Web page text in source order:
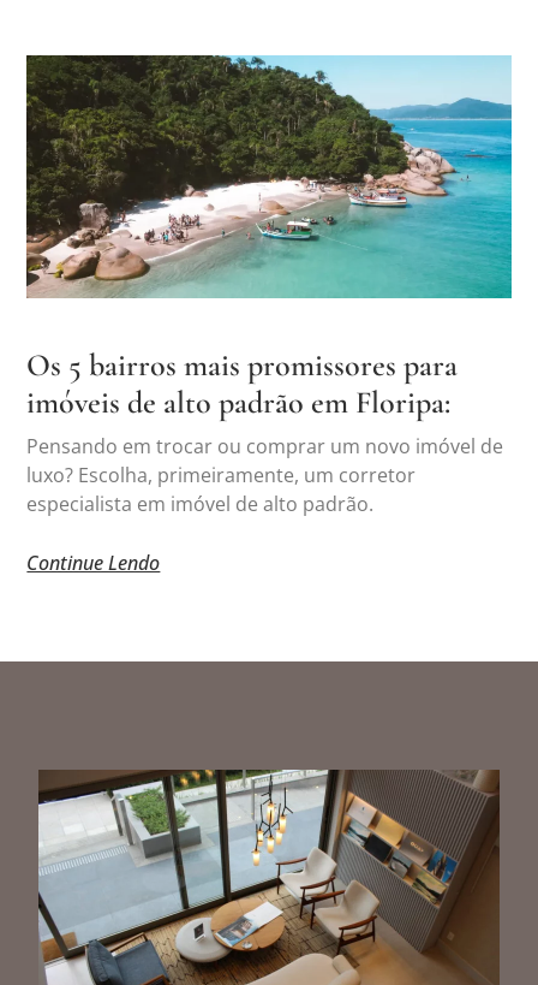
Os 5 bairros mais promissores para
imóveis de alto padrão em Floripa:
Pensando em trocar ou comprar um novo imóvel de
luxo? Escolha, primeiramente, um corretor
especialista em imóvel de alto padrão.
Continue Lendo